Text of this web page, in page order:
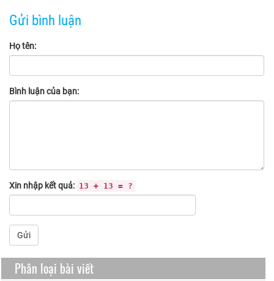
Gửi bình luận
Họ tên:
Bình luận của bạn:
Xin nhập kết quả: 13 + 13 = ?
Gửi
Phân loại bài viết